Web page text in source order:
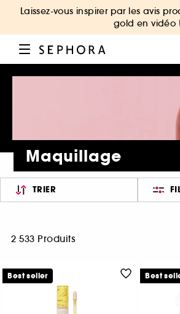
Laissez-vous inspirer par les avis
gold en vidéo !
Maquillage
TRIER
2 533 Produits
Best seller Best